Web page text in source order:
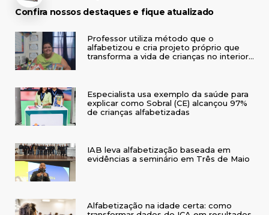
Confira nossos destaques e fique atualizado
Professor utiliza método que o
alfabetizou e cria projeto próprio que
transforma a vida de crianças no interior
Especialista usa exemplo da saúde para
explicar como Sobral (CE) alcançou 97%
de crianças alfabetizadas
IAB leva alfabetização baseada em
evidências a seminário em Três de Maio
Alfabetização na idade certa: como